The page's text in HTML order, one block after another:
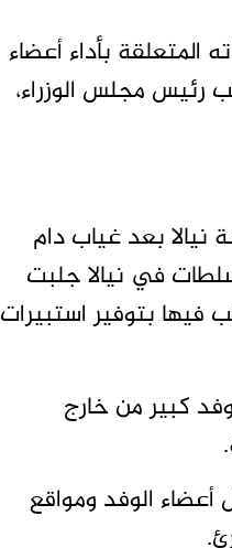
بأداء أعضاء
رئيس مجلس الوزراء،
نيالا بعد غياب دام
وقالت مصادر إن السلطات في نيالا جلبت
بتوفير استبيرات
وصول وفد كبير من خارج
الوفد ومواقع